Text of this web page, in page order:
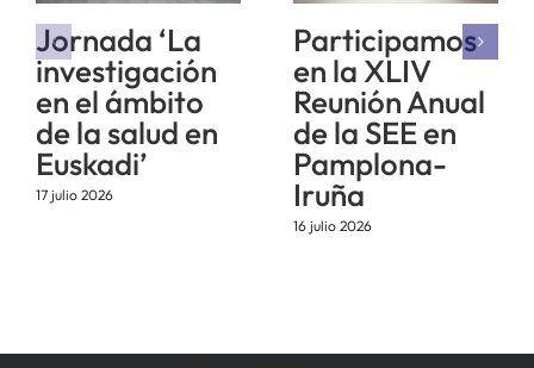
Jornada ‘La
investigación
en el ámbito
de la salud en
Euskadi’
17 julio 2026
Participamos
en la XLIV
Reunión Anual
de la SEE en
Pamplona-
Iruña
16 julio 2026